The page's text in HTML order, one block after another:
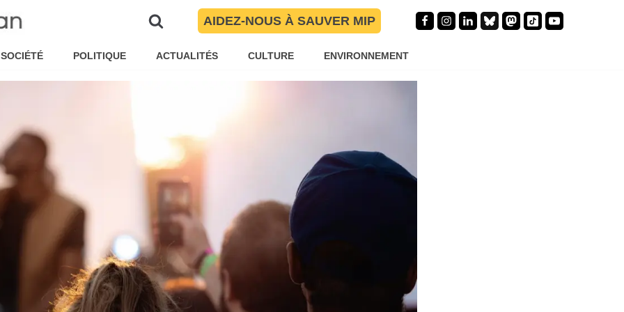
AIDEZ-NOUS À SAUVER MIP
SOCIÉTÉ POLITIQUE ACTUALITÉS CULTURE ENVIRONNEMENT
Garnier Loisirs